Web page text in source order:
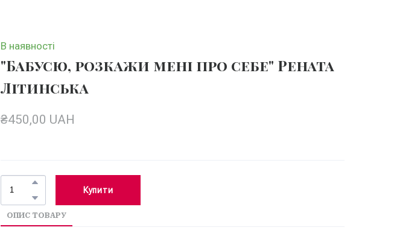
В наявності
"Бабусю, розкажи мені про себе" Рената
Літинська
₴450,00 UAH
Купити
ОПИС ТОВАРУ